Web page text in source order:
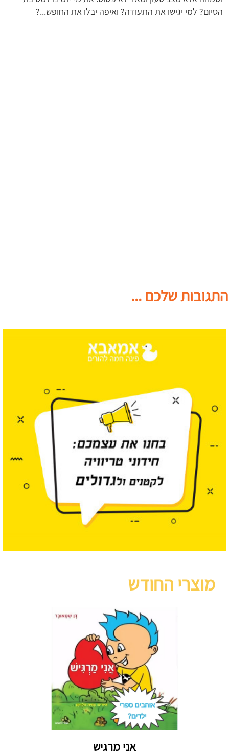
הסיום? למי יגישו את התעודה? ואיפה יבלו את החופש...?
התגובות שלכם ...
מוצרי החודש
אני מרגיש